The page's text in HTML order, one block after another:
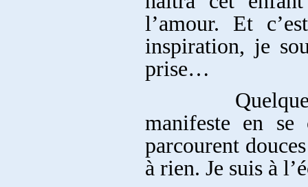
l’amour. Et
inspiration, je
prise…
Quelques
manifeste en se
parcourent
à rien. Je suis à